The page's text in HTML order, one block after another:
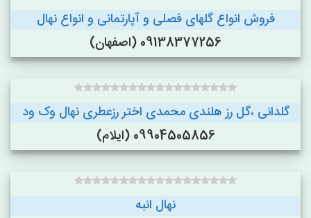
فروش انواع گلهای فصلی و آپارتمانی و انواع نهال
09138377256 (اصفهان)
گلدانی ،گل رز هلندی محمدی اختر رزعطری نهال وک ود
09904505856 (ایلام)
نهال انبه